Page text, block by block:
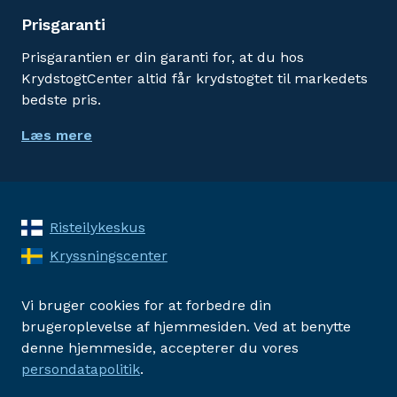
Prisgaranti
Prisgarantien er din garanti for, at du hos
KrydstogtCenter altid får krydstogtet til markedets
bedste pris.
Læs mere
Risteilykeskus
Kryssningscenter
Vi bruger cookies for at forbedre din
brugeroplevelse af hjemmesiden. Ved at benytte
denne hjemmeside, accepterer du vores
persondatapolitik.